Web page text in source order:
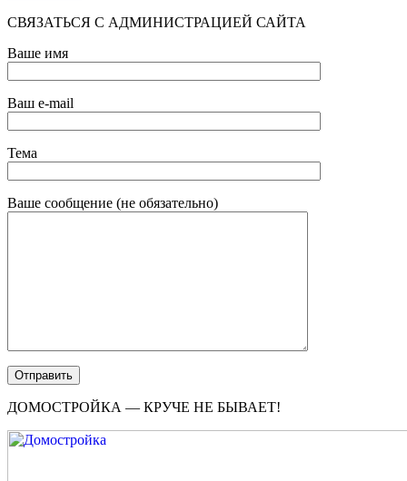
СВЯЗАТЬСЯ С АДМИНИСТРАЦИЕЙ САЙТА
Ваше имя
Ваш e-mail
Тема
Ваше сообщение (не обязательно)
ДОМОСТРОЙКА — КРУЧЕ НЕ БЫВАЕТ!